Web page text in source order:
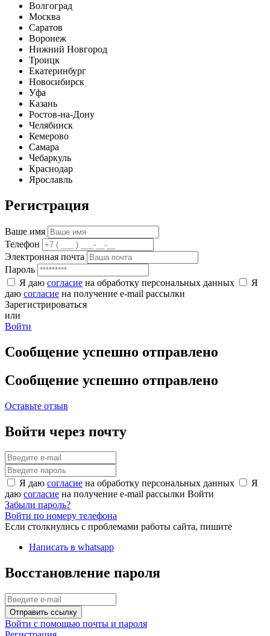
Волгоград
Москва
Саратов
Воронеж
Нижний Новгород
Троицк
Екатеринбург
Новосибирск
Уфа
Казань
Ростов-на-Дону
Челябинск
Кемерово
Самара
Чебаркуль
Краснодар
Ярославль
Регистрация
Ваше имя
Телефон
Электронная почта
Пароль
Я даю согласие на обработку персональных данных
Я
даю согласие на получение e-mail рассылки
Зарегистрироваться
или
Войти
Сообщение успешно отправлено
Сообщение успешно отправлено
Оставьте отзыв
Войти через почту
Я даю согласие на обработку персональных данных
Я
даю согласие на получение e-mail рассылки Войти
Забыли пароль?
Войти по номеру телефона
Если столкнулись с проблемами работы сайта, пишите
Написать в whatsapp
Восстановление пароля
Отправить ссылку
Войти с помощью почты и пароля